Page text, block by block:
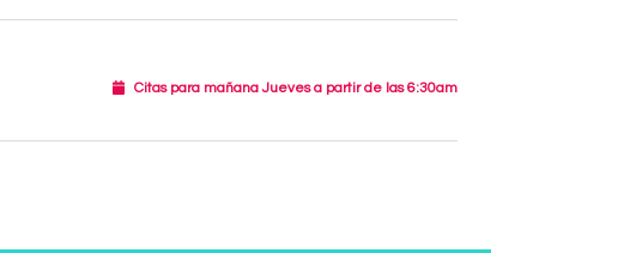
Citas para mañana Jueves a partir de las 6:30am